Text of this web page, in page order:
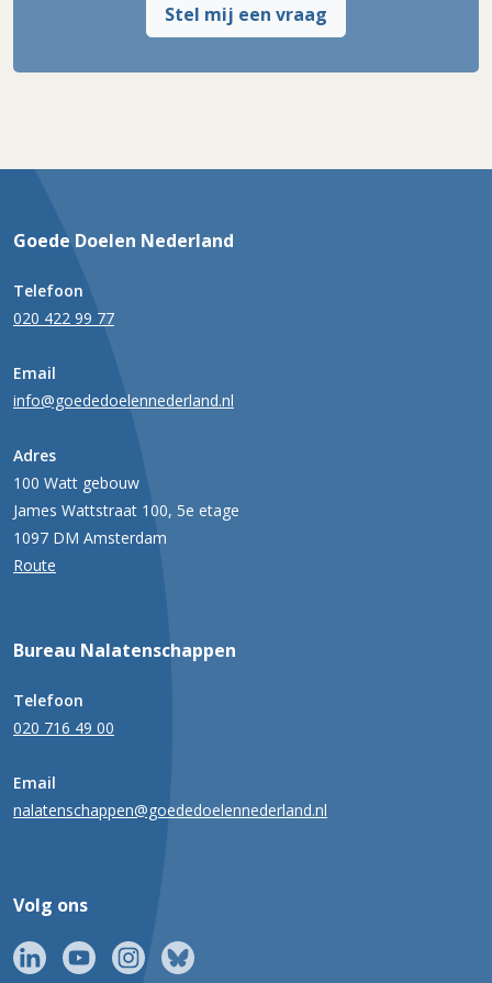
Stel mij een vraag
Goede Doelen Nederland
Telefoon
020 422 99 77
Email
info@goededoelennederland.nl
Adres
100 Watt gebouw
James Wattstraat 100, 5e etage
1097 DM Amsterdam
Route
Bureau Nalatenschappen
Telefoon
020 716 49 00
Email
nalatenschappen@goededoelennederland.nl
Volg ons